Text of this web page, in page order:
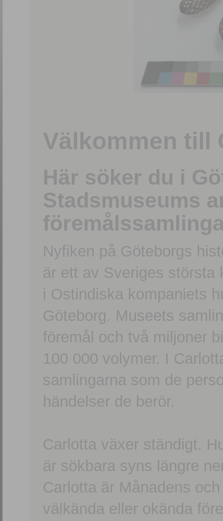
Välkommen till
Här söker du i
Stadsmuseums
Nyfiken på Göteborgs
är ett av Sveriges största
i Ostindiska kompaniets
Göteborg. Museets
föremål och två miljoner
100 000 volymer. I
samlingarna som de
händelser de berör.
Carlotta växer ständigt.
är sökbara syns längre
Carlotta är Månadens
välkända eller okända